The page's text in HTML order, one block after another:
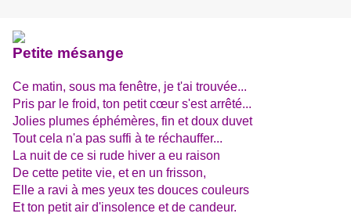
Petite mésange
Ce matin, sous ma fenêtre, je t'ai trouvée...
Pris par le froid, ton petit cœur s'est arrêté...
Jolies plumes éphémères, fin et doux duvet
Tout cela n'a pas suffi à te réchauffer...
La nuit de ce si rude hiver a eu raison
De cette petite vie, et en un frisson,
Elle a ravi à mes yeux tes douces couleurs
Et ton petit air d'insolence et de candeur.